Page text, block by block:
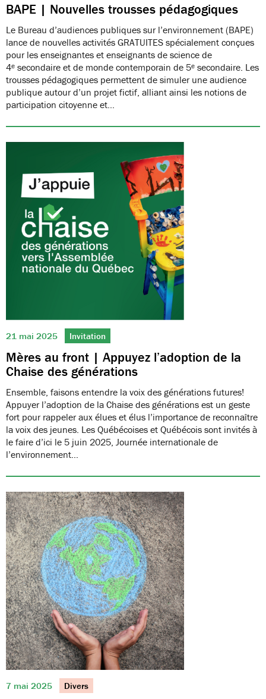
BAPE | Nouvelles trousses pédagogiques
Le Bureau d’audiences publiques sur l’environnement (BAPE)
lance de nouvelles activités GRATUITES spécialement conçues
pour les enseignantes et enseignants de science de
4ᵉ secondaire et de monde contemporain de 5ᵉ secondaire. Les
trousses pédagogiques permettent de simuler une audience
publique autour d’un projet fictif, alliant ainsi les notions de
participation citoyenne et…
21 mai 2025 Invitation
Mères au front | Appuyez l’adoption de la
Chaise des générations
Ensemble, faisons entendre la voix des générations futures!
Appuyer l’adoption de la Chaise des générations est un geste
fort pour rappeler aux élues et élus l’importance de reconnaître
la voix des jeunes. Les Québécoises et Québécois sont invités à
le faire d’ici le 5 juin 2025, Journée internationale de
l’environnement…
7 mai 2025 Divers